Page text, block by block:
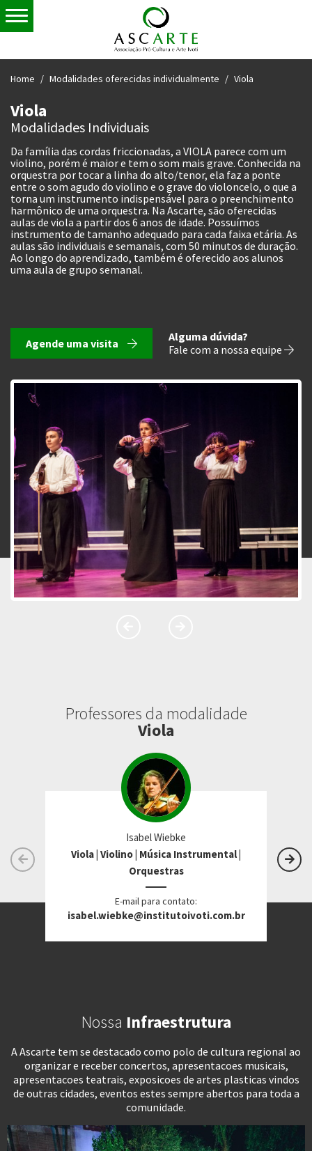
Home Modalidades oferecidas individualmente Viola
Viola
Modalidades Individuais
Da família das cordas friccionadas, a VIOLA parece com um
violino, porém é maior e tem o som mais grave. Conhecida na
orquestra por tocar a linha do alto/tenor, ela faz a ponte
entre o som agudo do violino e o grave do violoncelo, o que a
torna um instrumento indispensável para o preenchimento
harmônico de uma orquestra. Na Ascarte, são oferecidas
aulas de viola a partir dos 6 anos de idade. Possuímos
instrumento de tamanho adequado para cada faixa etária. As
aulas são individuais e semanais, com 50 minutos de duração.
Ao longo do aprendizado, também é oferecido aos alunos
uma aula de grupo semanal.
Agende uma visita
Alguma dúvida?
Fale com a nossa equipe
Professores da modalidade
Viola
Isabel Wiebke
Viola | Violino | Música Instrumental |
Orquestras
E-mail para contato:
isabel.wiebke@institutoivoti.com.br
Nossa Infraestrutura
A Ascarte tem se destacado como polo de cultura regional ao
organizar e receber concertos, apresentacoes musicais,
apresentacoes teatrais, exposicoes de artes plasticas vindos
de outras cidades, eventos estes sempre abertos para toda a
comunidade.